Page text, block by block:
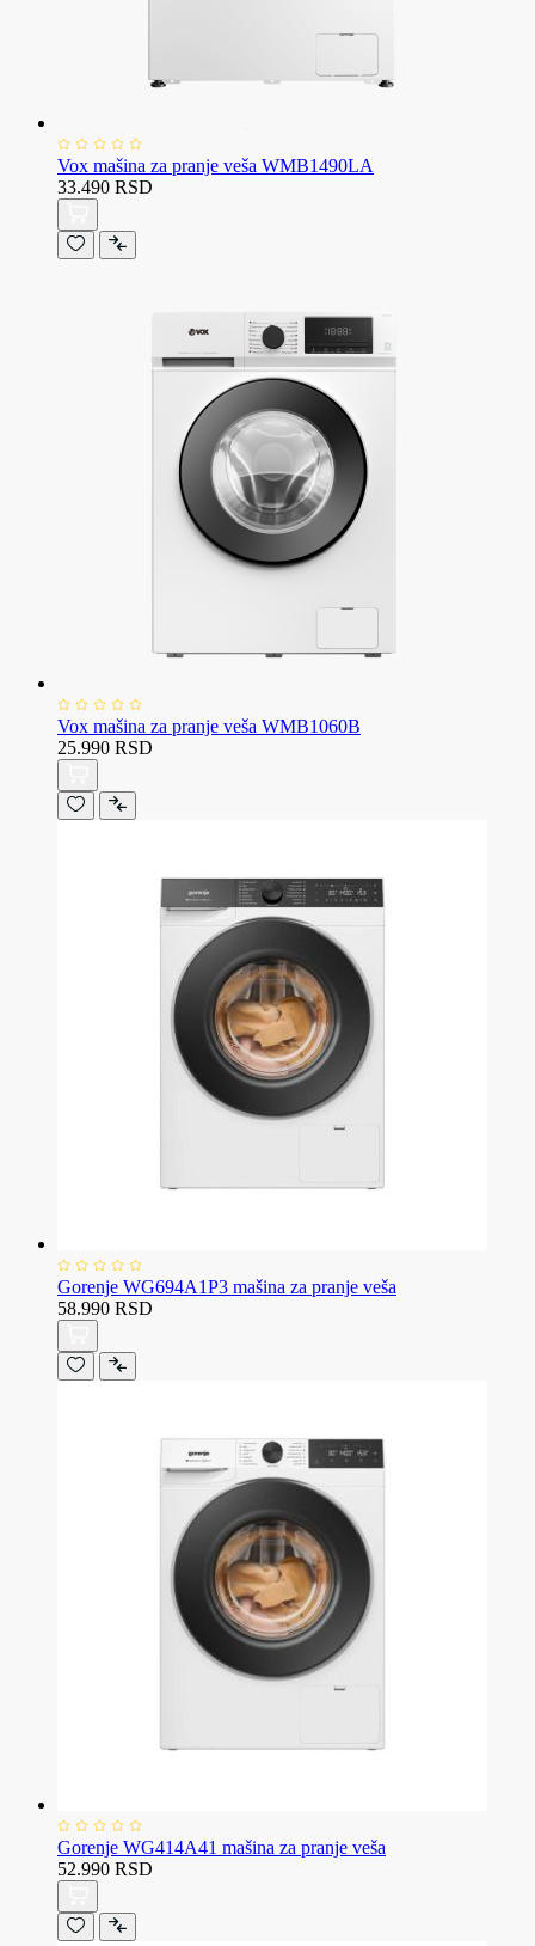
Vox mašina za pranje veša WMB1490LA
33.490 RSD
Vox mašina za pranje veša WMB1060B
25.990 RSD
Gorenje WG694A1P3 mašina za pranje veša
58.990 RSD
Gorenje WG414A41 mašina za pranje veša
52.990 RSD